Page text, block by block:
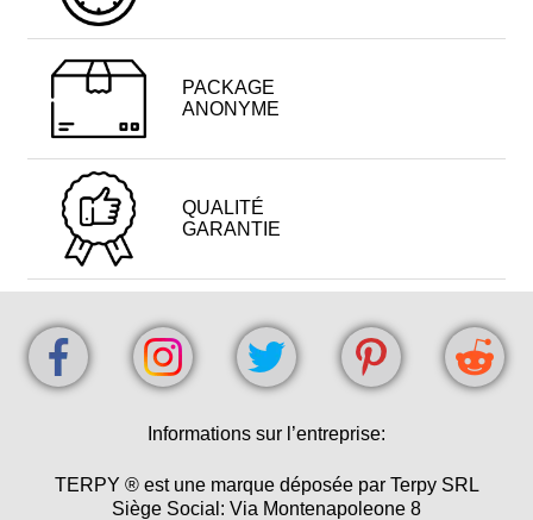
PACKAGE
ANONYME
QUALITÉ
GARANTIE
Informations sur l’entreprise:
TERPY ® est une marque déposée par Terpy SRL
Siège Social: Via Montenapoleone 8